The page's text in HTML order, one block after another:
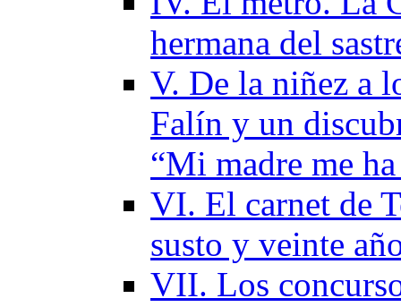
hermana del
V. De la niñez a
Falín y un
“Mi madre me
VI. El carnet de
susto y veinte
VII. Los